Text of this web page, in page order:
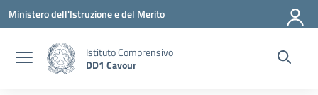
Vai ai contenuti
Vai al menu di navigazione
Vai al footer
Ministero dell'Istruzione e del Merito
Istituto Comprensivo
DD1 Cavour